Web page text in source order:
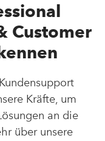
Customer
Kräfte, um
an die
über unsere